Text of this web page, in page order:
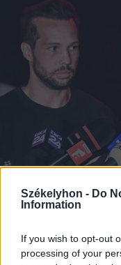
Székelyhon - Do
Information
If you wish to opt-out
processing of your
Őrizetbe